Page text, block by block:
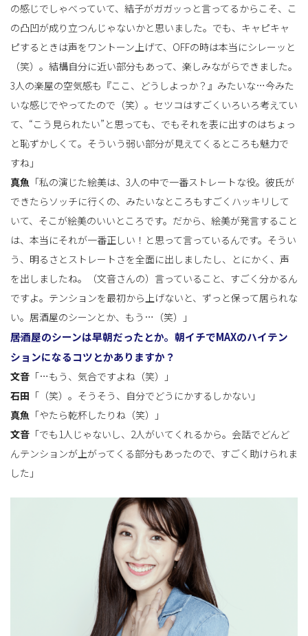
の感じでしゃべっていて、結子がガガッっと言ってるからこそ、こ
の凸凹が成り立つんじゃないかと思いました。でも、キャピキャ
ピするときは声をワントーン上げて、OFFの時は本当にシレーッと
（笑）。結構自分に近い部分もあって、楽しみながらできました。
3人の楽屋の空気感も『ここ、どうしよっか？』みたいな…今みた
いな感じでやってたので（笑）。セツコはすごくいろいろ考えてい
て、“こう見られたい”と思っても、でもそれを表に出すのはちょっ
と恥ずかしくて。そういう弱い部分が見えてくるところも魅力で
すね」
真魚 「私の演じた絵美は、3人の中で一番ストレートな役。彼氏が
できたらソッチに行くの、みたいなところもすごくハッキリして
いて、そこが絵美のいいところです。だから、絵美が発言すること
は、本当にそれが一番正しい！と思って言っているんです。そうい
う、明るさとストレートさを全面に出しましたし、とにかく、声
を出しましたね。（文音さんの）言っていること、すごく分かるん
ですよ。テンションを最初から上げないと、ずっと保って居られな
い。居酒屋のシーンとか、もう…（笑）」
――居酒屋のシーンは早朝だったとか。朝イチでMAXのハイテン
ションになるコツとかありますか？
文音 「…もう、気合ですよね（笑）」
石田 「（笑）。そうそう、自分でどうにかするしかない」
真魚 「やたら乾杯したりね（笑）」
文音 「でも1人じゃないし、2人がいてくれるから。会話でどんど
んテンションが上がってくる部分もあったので、すごく助けられま
した」